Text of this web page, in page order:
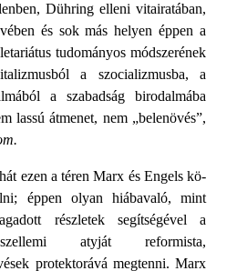
Dühring elleni vitairatában,
és sok más helyen éppen a
tudományos módszerének
a szocializmusba, a
a szabadság birodalmába
lassú átmenet, nem „belenövés”,
ezen a téren Marx és Engels kö­
éppen olyan hiábavaló, mint
részletek segítségével a
szellemi atyját reformista,
protektorává megtenni. Marx